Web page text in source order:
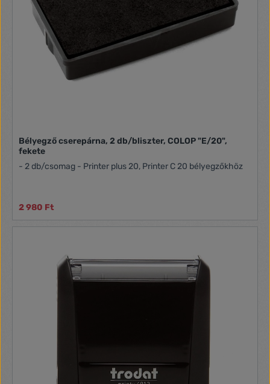
Bélyegző cserepárna, 2 db/bliszter, COLOP "E/20",
fekete
- 2 db/csomag - Printer plus 20, Printer C 20 bélyegzőkhöz
2 980 Ft